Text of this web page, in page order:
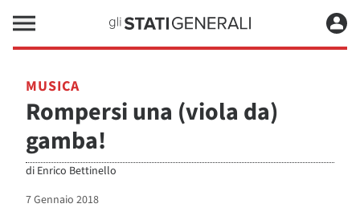
MUSICA
Rompersi una (viola da)
gamba!
di Enrico Bettinello
7 Gennaio 2018